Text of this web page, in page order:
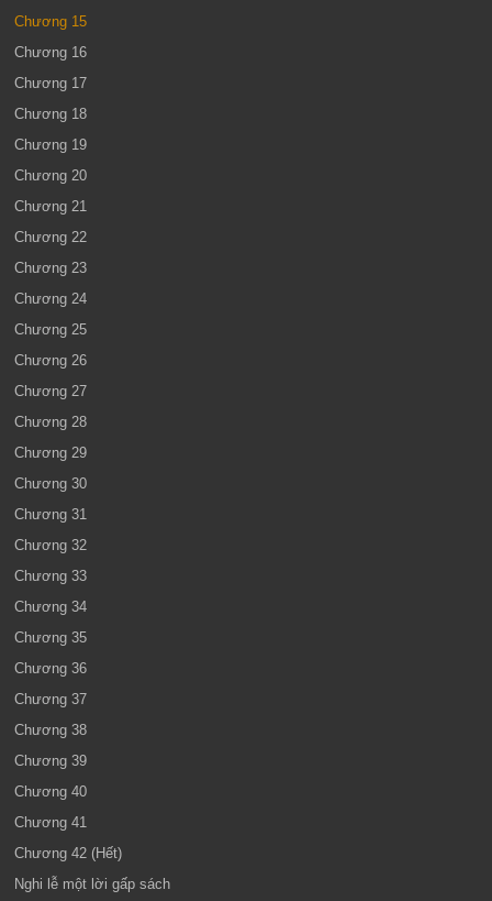
Chương 15
Chương 16
Chương 17
Chương 18
Chương 19
Chương 20
Chương 21
Chương 22
Chương 23
Chương 24
Chương 25
Chương 26
Chương 27
Chương 28
Chương 29
Chương 30
Chương 31
Chương 32
Chương 33
Chương 34
Chương 35
Chương 36
Chương 37
Chương 38
Chương 39
Chương 40
Chương 41
Chương 42 (Hết)
Nghi lễ một lời gấp sách